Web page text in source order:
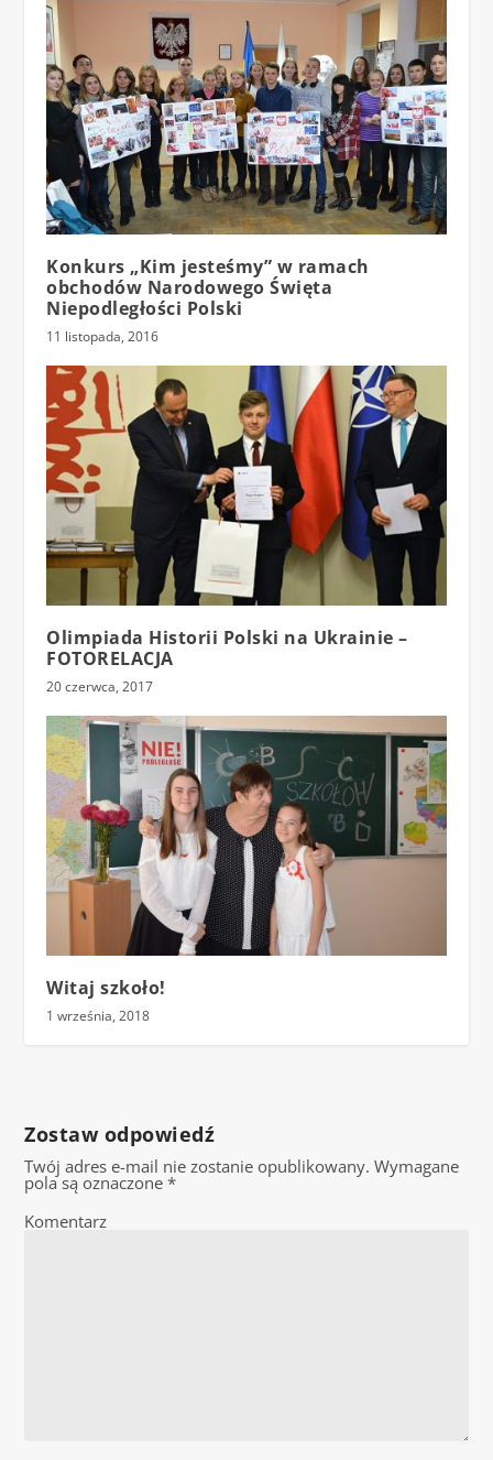
Konkurs „Kim jesteśmy” w ramach
obchodów Narodowego Święta
Niepodległości Polski
11 listopada, 2016
Olimpiada Historii Polski na Ukrainie –
FOTORELACJA
20 czerwca, 2017
Witaj szkoło!
1 września, 2018
Zostaw odpowiedź
Twój adres e-mail nie zostanie opublikowany. Wymagane
pola są oznaczone*
Komentarz